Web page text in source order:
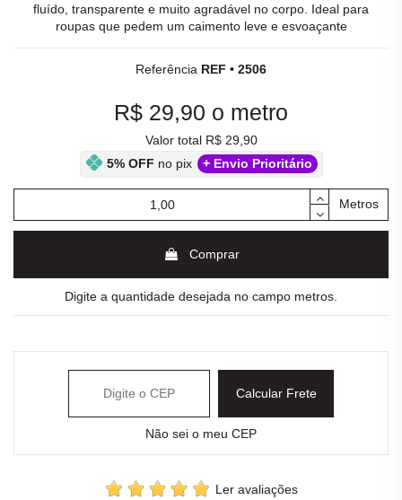
fluído, transparente e muito agradável no corpo. Ideal para
roupas que pedem um caimento leve e esvoaçante
Referência REF • 2506
R$ 29,90 o metro
Valor total R$ 29,90
5% OFF no pix + Envio Prioritário
Metros
Comprar
Digite a quantidade desejada no campo metros.
Calcular Frete
Não sei o meu CEP
Ler avaliações